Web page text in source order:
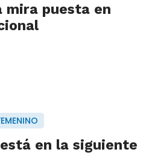
mira puesta en
en la siguiente